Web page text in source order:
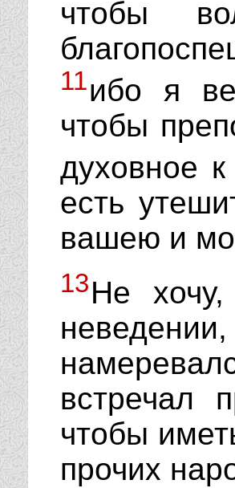
чтобы
11ибо я
чтобы
духовное
есть
вашею и
13Не
встречал
чтобы
прочих